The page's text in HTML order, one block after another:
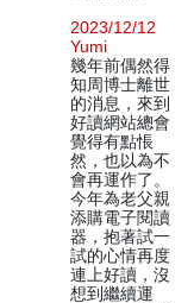
2023/12/12
Yumi
幾年前偶然得
知周博士離世
的消息，來到
好讀網站總會
覺得有點悵
然，也以為不
會再運作了。
今年為老父親
添購電子閱讀
器，抱著試一
試的心情再度
連上好讀，沒
想到繼續運